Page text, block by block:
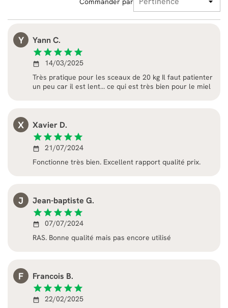
Y Yann C.
star star star star star
date_range
14/03/2025
Très pratique pour les sceaux de 20 kg Il faut patienter
un peu car il est lent… ce qui est très bien pour le miel
X Xavier D.
star star star star star
date_range
21/07/2024
Fonctionne très bien. Excellent rapport qualité prix.
J Jean-baptiste G.
star star star star star
date_range
07/07/2024
RAS. Bonne qualité mais pas encore utilisé
F Francois B.
star star star star star
date_range
22/02/2025